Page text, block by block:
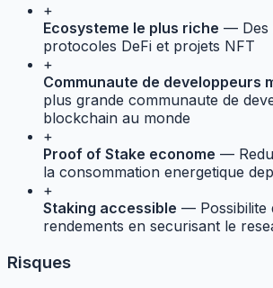
+
Ecosysteme le plus riche — Des
protocoles DeFi et projets NFT
+
Communaute de developpeurs
plus grande communaute de
blockchain au monde
+
Proof of Stake econome —
la consommation energetique
+
Staking accessible — Possibilite
rendements en securisant le
Risques